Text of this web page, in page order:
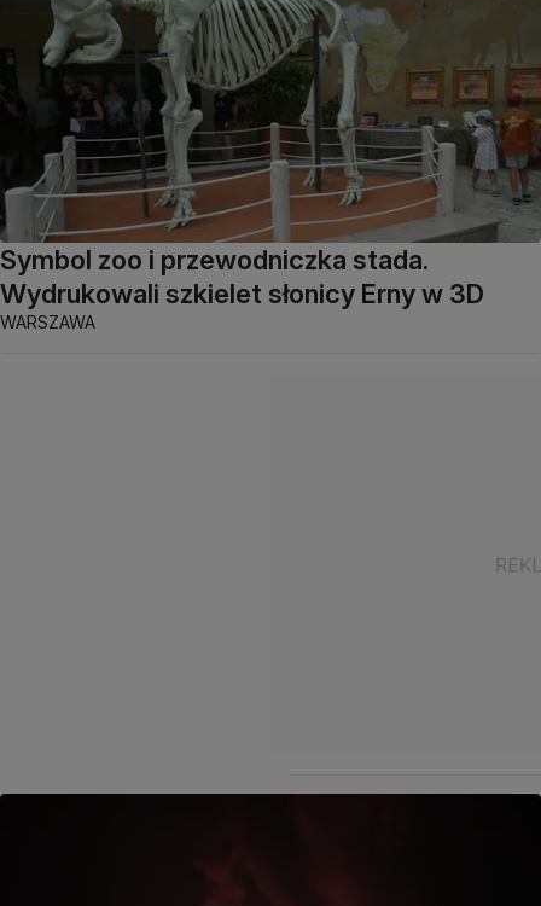
Symbol zoo i przewodniczka stada.
Wydrukowali szkielet słonicy Erny w 3D
WARSZAWA